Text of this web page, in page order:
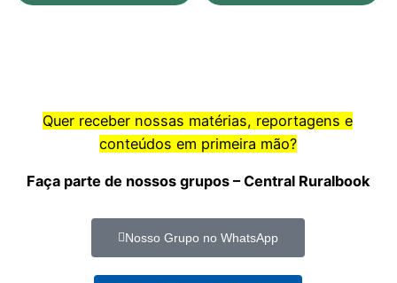
Quer receber nossas matérias, reportagens e
conteúdos em primeira mão?
Faça parte de nossos grupos – Central Ruralbook
Nosso Grupo no WhatsApp